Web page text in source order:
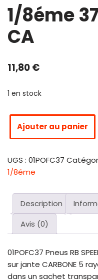
1/8éme
CA
11,80€
1 en stock
Ajouter au panier
UGS : 01POFC37
1/8éme
Description
Avis (0)
01POFC37 Pneus RB
sur jante CARBONE 5
dans un sachet